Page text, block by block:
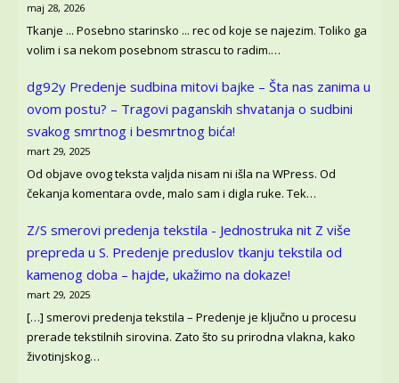
maj 28, 2026
Tkanje ... Posebno starinsko ... rec od koje se najezim. Toliko ga
volim i sa nekom posebnom strascu to radim.…
dg92y Predenje sudbina mitovi bajke – Šta nas zanima u
ovom postu? – Tragovi paganskih shvatanja o sudbini
svakog smrtnog i besmrtnog bića!
mart 29, 2025
Od objave ovog teksta valjda nisam ni išla na WPress. Od
čekanja komentara ovde, malo sam i digla ruke. Tek…
Z/S smerovi predenja tekstila - Jednostruka nit Z više
prepreda u S. Predenje preduslov tkanju tekstila od
kamenog doba – hajde, ukažimo na dokaze!
mart 29, 2025
[…] smerovi predenja tekstila – Predenje je ključno u procesu
prerade tekstilnih sirovina. Zato što su prirodna vlakna, kako
životinjskog…